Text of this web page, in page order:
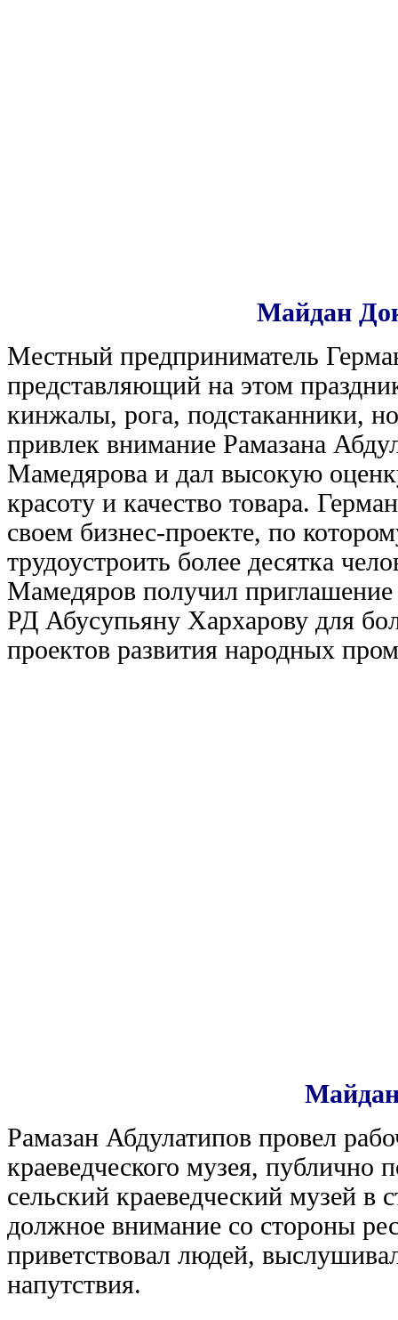
Майдан
Местный предприниматель
представляющий на этом
кинжалы, рога, подстаканники,
привлек внимание Рамазана
Мамедярова и дал высокую
красоту и качество товара.
своем бизнес-проекте, по
трудоустроить более десятка
Мамедяров получил приглашение
РД Абусупьяну Хархарову для
проектов развития народных
Рамазан Абдулатипов провел
краеведческого музея,
сельский краеведческий музей в
должное внимание со стороны
приветствовал людей,
напутствия.